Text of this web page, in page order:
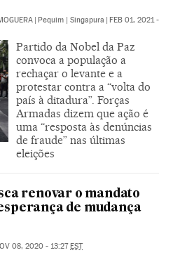
| Pequim | Singapura | FEB 01, 2021 -
Partido da Nobel da Paz
convoca a população a
rechaçar o levante e a
protestar contra a “volta do
país à ditadura”. Forças
Armadas dizem que ação é
uma “resposta às denúncias
de fraude” nas últimas
eleições
renovar o mandato
de mudança
08, 2020 - 13:27EST